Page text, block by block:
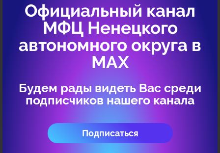
Официальный канал
МФЦ Ненецкого
автономного округа в
МАХ
Будем рады видеть Вас среди
подписчиков нашего канала
Подписаться
Перечень необходимых документов
Срок предоставления
Результат оказания услуги
Причины отказа